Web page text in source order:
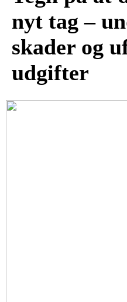
nyt tag –
skader og
udgifter